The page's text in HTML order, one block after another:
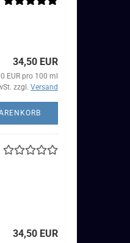
34,50 EUR
EUR pro 100 ml
zzgl. Versand
34,50 EUR